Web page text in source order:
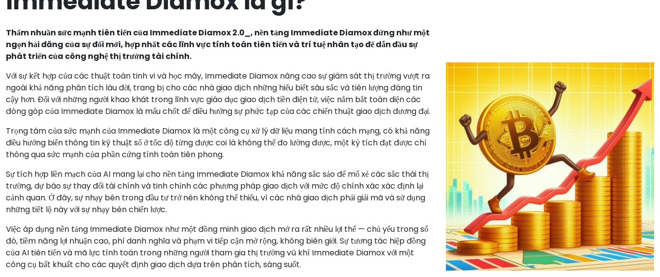
Thấm nhuần sức mạnh tiên tiến của Immediate Diamox 2.0_, nền tảng Immediate Diamox đứng như một
ngọn hải đăng của sự đổi mới, hợp nhất các lĩnh vực tính toán tiên tiến và trí tuệ nhân tạo để dẫn đầu sự
phát triển của công nghệ thị trường tài chính.
Với sự kết hợp của các thuật toán tinh vi và học máy, Immediate Diamox nâng cao sự giám sát thị trường vượt ra
ngoài khả năng phân tích lâu đời, trang bị cho các nhà giao dịch những hiểu biết sâu sắc và tiên lượng đáng tin
cậy hơn. Đối với những người khao khát trong lĩnh vực giáo dục giao dịch tiền điện tử, việc nắm bắt toàn diện các
đóng góp của Immediate Diamox là mấu chốt để điều hướng sự phức tạp của các chiến thuật giao dịch đương đại.
Trọng tâm của sức mạnh của Immediate Diamox là một công cụ xử lý dữ liệu mang tính cách mạng, có khả năng
điều hướng biển thông tin kỹ thuật số ở tốc độ từng được coi là không thể đo lường được, một kỳ tích đạt được chỉ
thông qua sức mạnh của phần cứng tính toán tiên phong.
Sự tích hợp liền mạch của AI mang lại cho nền tảng Immediate Diamox khả năng sắc sảo để mổ xẻ các sắc thái thị
trường, dự báo sự thay đổi tài chính và tinh chỉnh các phương pháp giao dịch với mức độ chính xác xác định lại
cảnh quan. Ở đây, sự nhạy bén trong đầu tư trở nên không thể thiếu, vì các nhà giao dịch phải giải mã và sử dụng
những tiết lộ này với sự nhạy bén chiến lược.
Việc áp dụng nền tảng Immediate Diamox như một đồng minh giao dịch mở ra rất nhiều lợi thế — chủ yếu trong số
đó, tiềm năng lợi nhuận cao, phí danh nghĩa và phạm vi tiếp cận mở rộng, không biên giới. Sự tương tác hiệp đồng
của AI tiên tiến và mã lực tính toán trong những người tham gia thị trường vũ khí Immediate Diamox với một
công cụ bất khuất cho các quyết định giao dịch dựa trên phân tích, sáng suốt.